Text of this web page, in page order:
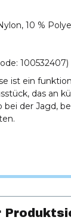
10 %
100532407)
ist ein
das an
bei der Jagd,